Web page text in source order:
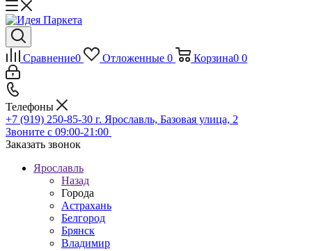
Сравнение0 Отложенные 0 Корзина0 0
Телефоны
+7 (919) 250-85-30 г. Ярославль, Базовая улица, 2
Звоните с 09:00-21:00
Заказать звонок
Ярославль
Назад
Города
Астрахань
Белгород
Брянск
Владимир